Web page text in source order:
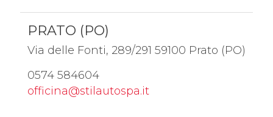
PRATO (PO)
Via delle Fonti, 289/291 59100 Prato (PO)
0574 584604
officina@stilautospa.it